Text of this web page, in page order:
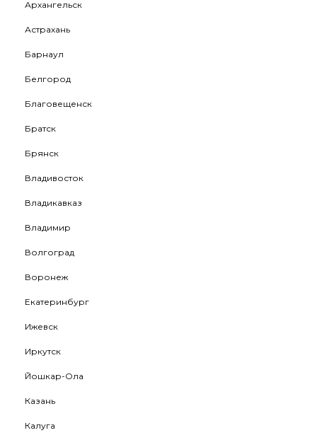
Архангельск
Астрахань
Барнаул
Белгород
Благовещенск
Братск
Брянск
Владивосток
Владикавказ
Владимир
Волгоград
Воронеж
Екатеринбург
Ижевск
Иркутск
Йошкар-Ола
Казань
Калуга